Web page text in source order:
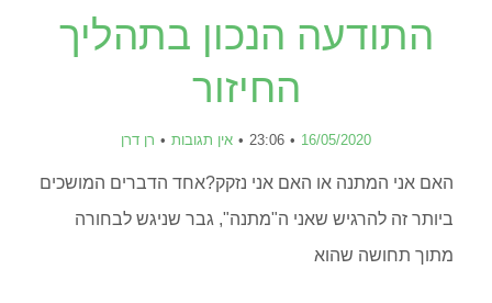
התודעה הנכון בתהליך
החיזור
16/05/2020
23:06 אין תגובות רן דרן
האם אני המתנה או האם אני נזקק?אחד הדברים המושכים
ביותר זה להרגיש שאני ה"מתנה", גבר שניגש לבחורה
מתוך תחושה שהוא